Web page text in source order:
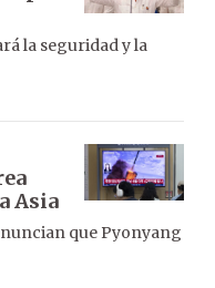
la seguridad y la
Asia
que Pyonyang